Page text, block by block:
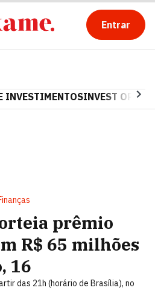
Entrar
INVESTIMENTOSINVEST OPINA
prêmio
R$ 65 milhões
16
das 21h (horário de Brasília), no